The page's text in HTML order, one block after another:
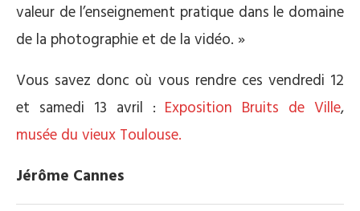
valeur de l’enseignement pratique dans le domaine
de la photographie et de la vidéo. »
Vous savez donc où vous rendre ces vendredi 12
et samedi 13 avril : Exposition Bruits de Ville,
musée du vieux Toulouse.
Jérôme Cannes